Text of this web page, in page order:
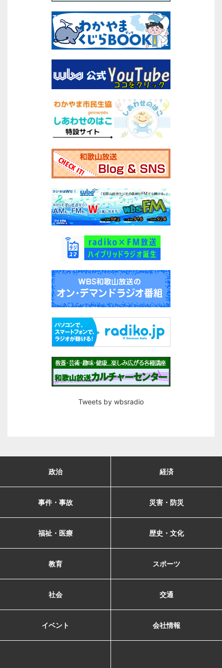
Tweets by wbsradio
政治 経済
事件・事故 災害・防災
福祉・医療 歴史・文化
教育 スポーツ
社会 交通
イベント 会社情報